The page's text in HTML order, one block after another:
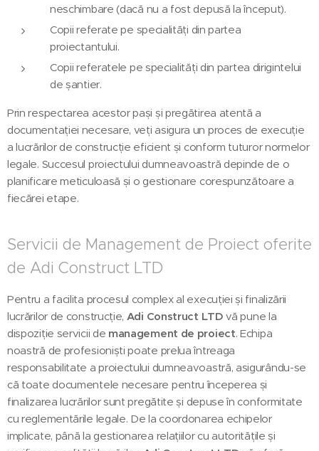
neschimbare (dacă nu a fost depusă la început).
Copii referate pe specialități din partea
proiectantului.
Copii referatele pe specialități din partea dirigintelui
de șantier.
Prin respectarea acestor pași și pregătirea atentă a
documentației necesare, veți asigura un proces de execuție
a lucrărilor de construcție eficient și conform tuturor normelor
legale. Succesul proiectului dumneavoastră depinde de o
planificare meticuloasă și o gestionare corespunzătoare a
fiecărei etape.
Servicii de Management de Proiect oferite
de Adi Construct LTD
Pentru a facilita procesul complex al execuției și finalizării
lucrărilor de construcție, Adi Construct LTD vă pune la
dispoziție servicii de management de proiect. Echipa
noastră de profesioniști poate prelua întreaga
responsabilitate a proiectului dumneavoastră, asigurându-se
că toate documentele necesare pentru începerea și
finalizarea lucrărilor sunt pregătite și depuse în conformitate
cu reglementările legale. De la coordonarea echipelor
implicate, până la gestionarea relațiilor cu autoritățile și